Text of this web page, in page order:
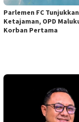
Parlemen FC Tunjukkan
Ketajaman, OPD
Korban Pertama